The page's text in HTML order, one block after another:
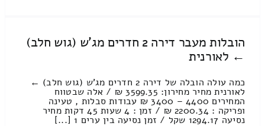
הובלות מעבר דירה 2 חדרים מג'ש (גוש חלב)
← לאורנית
כמה עולה הובלה של דירה 2 חדרים מג'ש (גוש חלב) ←
לאורנית מחיר מחירון: 3599.35 ₪ / אלה שבטווח
המחירים 4400 – 3400 ₪ עבודות סבלות , טעינה
ופריקה : 2200.34 ₪ / זמן : 4 שעות 45 דקות מחיר
נסיעה 1294.17 שקל / זמן נסיעה בין ערים 1 [...]